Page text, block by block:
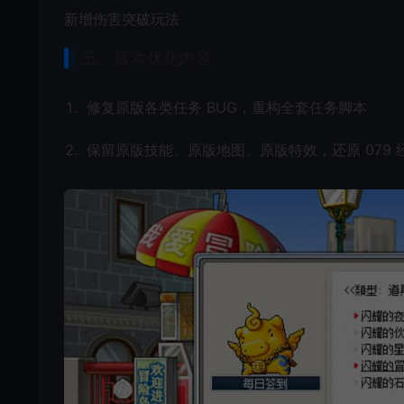
新增伤害突破玩法
修复原版各类任务 BUG，重构全套任务脚本
保留原版技能、原版地图、原版特效，还原 079